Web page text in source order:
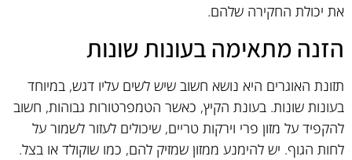
את יכולת החקירה שלהם.
הזנה מתאימה בעונות שונות
תזונת האוגרים היא נושא חשוב שיש לשים עליו דגש, במיוחד
בעונות שונות. בעונת הקיץ, כאשר הטמפרטורות גבוהות, חשוב
להקפיד על מזון פרי וירקות טריים, שיכולים לעזור לשמור על
לחות הגוף. יש להימנע ממזון שמזיק להם, כמו שוקולד או בצל.